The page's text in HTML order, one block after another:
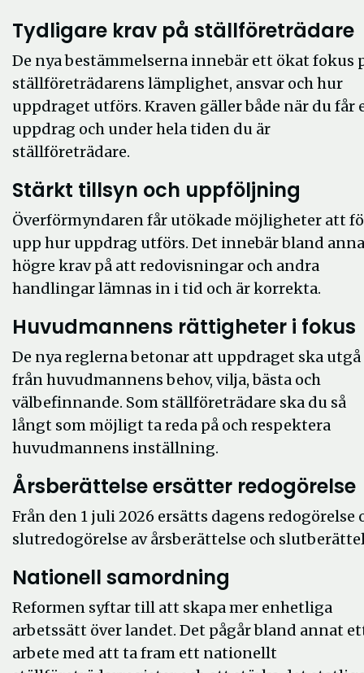
Tydligare krav på ställföreträdare
De nya bestämmelserna innebär ett ökat fokus
ställföreträdarens lämplighet, ansvar och hur
uppdraget utförs. Kraven gäller både när du får
uppdrag och under hela tiden du är
ställföreträdare.
Stärkt tillsyn och uppföljning
Överförmyndaren får utökade möjligheter att
upp hur uppdrag utförs. Det innebär bland
högre krav på att redovisningar och andra
handlingar lämnas in i tid och är korrekta.
Huvudmannens rättigheter i fokus
De nya reglerna betonar att uppdraget ska utgå
från huvudmannens behov, vilja, bästa och
välbefinnande. Som ställföreträdare ska du så
långt som möjligt ta reda på och respektera
huvudmannens inställning.
Årsberättelse ersätter redogörelse
Från den 1 juli 2026 ersätts dagens redogörelse
slutredogörelse av årsberättelse och
Nationell samordning
Reformen syftar till att skapa mer enhetliga
arbetssätt över landet. Det pågår bland annat
arbete med att ta fram ett nationellt